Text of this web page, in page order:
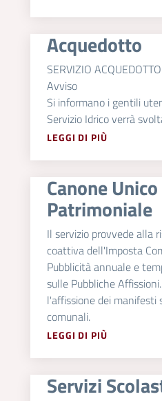
Acquedotto
SERVIZIO ACQUEDOTTO
Avviso
Si informano i gentili
Servizio Idrico verrà
LEGGI DI PIÙ
Canone Unico
Patrimoniale
Il servizio provvede alla
coattiva dell'Imposta
Pubblicità annuale e
sulle Pubbliche
l'affissione dei manifesti
comunali.
LEGGI DI PIÙ
Servizi